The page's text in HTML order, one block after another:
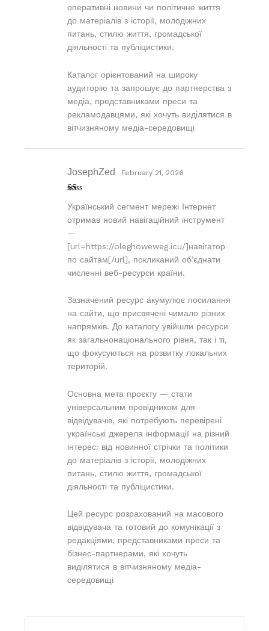
оперативні новини чи політичне життя
до матеріалів з історії, молодіжних
питань, стилю життя, громадської
діяльності та публіцистики.
Каталог орієнтований на широку
аудиторію та запрошує до партнерства з
медіа, представниками преси та
рекламодавцями, які хочуть виділятися в
вітчизняному медіа-середовищі
at
1
of
JosephZed February 21, 2026
Український сегмент мережі Інтернет
отримав новий навігаційний інструмент
—
[url=https://oleghoweweg.icu/]навігатор
по сайтам[/url], покликаний об’єднати
численні веб-ресурси країни.
Зазначений ресурс акумулює посилання
на сайти, що присвячені чимало різних
напрямків. До каталогу увійшли ресурси
як загальнонаціонального рівня, так і ті,
що фокусуються на розвитку локальних
територій.
Основна мета проєкту — стати
універсальним провідником для
відвідувачів, які потребують перевірені
українські джерела інформації на різний
інтерес: від новинної стрічки та політики
до матеріалів з історії, молодіжних
питань, стилю життя, громадської
діяльності та публіцистики.
Цей ресурс розрахований на масового
відвідувача та готовий до комунікації з
редакціями, представниками преси та
бізнес-партнерами, які хочуть
виділятися в вітчизняному медіа-
середовищі